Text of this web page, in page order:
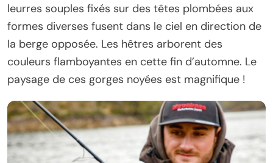
leurres souples fixés sur des têtes plombées aux
formes diverses fusent dans le ciel en direction de
la berge opposée. Les hêtres arborent des
couleurs flamboyantes en cette fin d’automne. Le
paysage de ces gorges noyées est magnifique !